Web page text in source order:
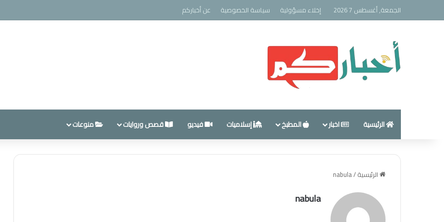
الجمعة, أغسطس 7 2026 إخلاء مسؤولية سياسة الخصوصية عن أخباركم
الرئيسية اخبار المطبخ إسلاميات فيديو قصص وروايات منوعات
الرئيسية/
nabula
nabula